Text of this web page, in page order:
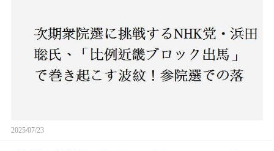
2025/07/23